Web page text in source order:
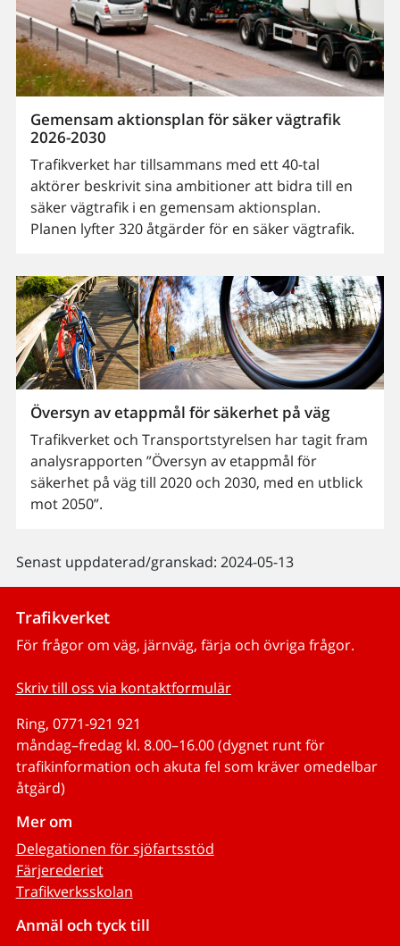
Gemensam aktionsplan för säker vägtrafik
2026-2030
Trafikverket har tillsammans med ett 40-tal
aktörer beskrivit sina ambitioner att bidra till en
säker vägtrafik i en gemensam aktionsplan.
Planen lyfter 320 åtgärder för en säker vägtrafik.
Översyn av etappmål för säkerhet på väg
Trafikverket och Transportstyrelsen har tagit fram
analysrapporten ”Översyn av etappmål för
säkerhet på väg till 2020 och 2030, med en utblick
mot 2050”.
Senast uppdaterad/granskad: 2024-05-13
Trafikverket
För frågor om väg, järnväg, färja och övriga frågor.
Skriv till oss via kontaktformulär
Ring, 0771-921 921
måndag–fredag kl. 8.00–16.00 (dygnet runt för
trafikinformation och akuta fel som kräver omedelbar
åtgärd)
Mer om
Delegationen för sjöfartsstöd
Färjerederiet
Trafikverksskolan
Anmäl och tyck till